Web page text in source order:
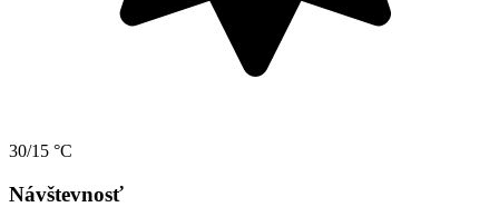
30/15 °C
Návštevnosť